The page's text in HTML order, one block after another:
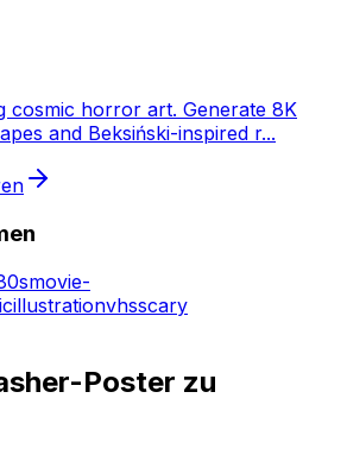
cosmic horror art. Generate 8K
and Beksiński-inspired r...
movie-
illustrationvhsscary
Poster zu